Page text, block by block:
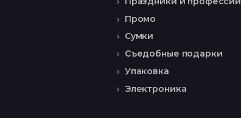
Промо
Сумки
Съедобные подарки
Упаковка
Электроника